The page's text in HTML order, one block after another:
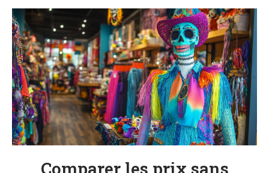
Comparer les prix sans